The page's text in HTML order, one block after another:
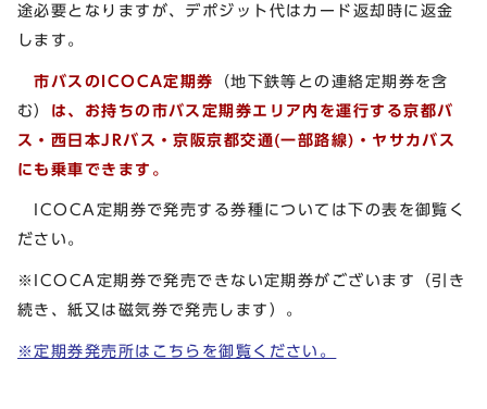
途必要となりますが、デポジット代はカード返却時に返金
します。
市バスのICOCA定期券
（地下鉄等との連絡定期券を含
む） は、お持ちの市バス定期券エリア内を運行する京都バ
ス・西日本JRバス・京阪京都交通(一部路線)・ヤサカバス
にも乗車できます。
ICOCA定期券で発売する券種については下の表を御覧く
ださい。
※ICOCA定期券で発売できない定期券がございます（引き
続き、紙又は磁気券で発売します）。
※定期券発売所はこちらを御覧ください。